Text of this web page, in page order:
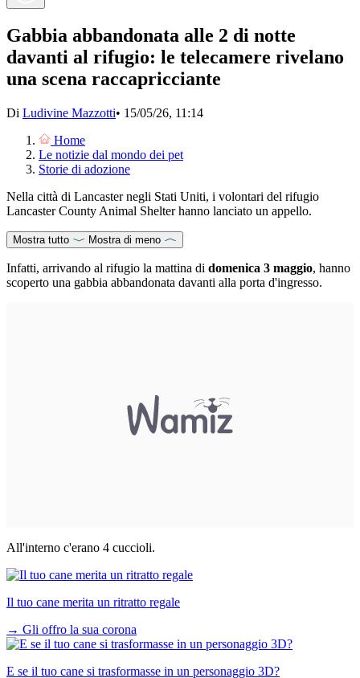
Gabbia abbandonata alle 2 di notte
davanti al rifugio: le telecamere rivelano
una scena raccapricciante
Di Ludivine Mazzotti• 15/05/26, 11:14
Home
Le notizie dal mondo dei pet
Storie di adozione
Nella città di Lancaster negli Stati Uniti, i volontari del rifugio
Lancaster County Animal Shelter hanno lanciato un appello.
Mostra tutto Mostra di meno
Infatti, arrivando al rifugio la mattina di domenica 3 maggio, hanno
scoperto una gabbia abbandonata davanti alla porta d'ingresso.
All'interno c'erano 4 cuccioli.
Il tuo cane merita un ritratto regale
→ Gli offro la sua corona
E se il tuo cane si trasformasse in un personaggio 3D?